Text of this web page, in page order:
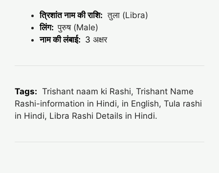
त्रिशांत नाम की राशि: तुला (Libra)
लिंग: पुरुष (Male)
नाम की लंबाई: 3 अक्षर
Tags: Trishant naam ki Rashi, Trishant Name
Rashi-information in Hindi, in English, Tula rashi
in Hindi, Libra Rashi Details in Hindi.